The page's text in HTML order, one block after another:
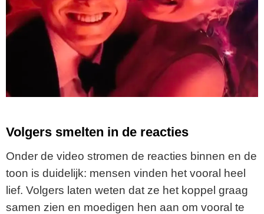
Volgers smelten in de reacties
Onder de video stromen de reacties binnen en de
toon is duidelijk: mensen vinden het vooral heel
lief. Volgers laten weten dat ze het koppel graag
samen zien en moedigen hen aan om vooral te